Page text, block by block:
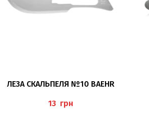
ДОДАТИ В КОШИК
ЛЕЗА СКАЛЬПЕЛЯ №10 BAEHR
грн